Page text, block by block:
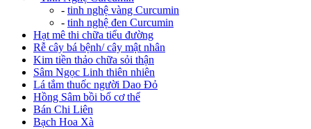
- tinh nghệ vàng Curcumin
- tinh nghệ đen Curcumin
Hạt mê thi chữa tiểu đường
Rễ cây bá bệnh/ cây mật nhân
Kim tiền thảo chữa sỏi thận
Sâm Ngọc Linh thiên nhiên
Lá tắm thuốc người Dao Đỏ
Hồng Sâm bồi bổ cơ thể
Bán Chi Liên
Bạch Hoa Xà